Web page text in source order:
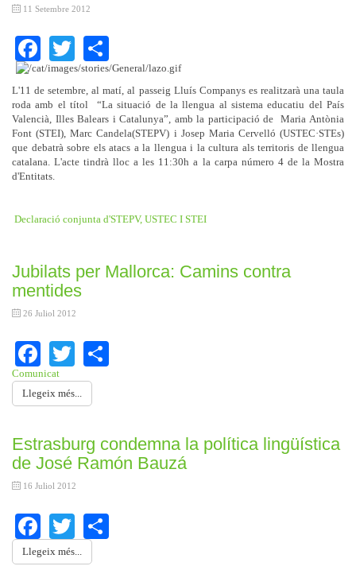
11 Setembre 2012
Facebook
Twitter
L'11 de setembre, al matí, al passeig Lluís Companys es realitzarà una taula
roda amb el títol “La situació de la llengua al sistema educatiu del País
Valencià, Illes Balears i Catalunya”, amb la participació de Maria Antònia
Font (STEI), Marc Candela(STEPV) i Josep Maria Cervelló (USTEC·STEs)
que debatrà sobre els atacs a la llengua i la cultura als territoris de llengua
catalana. L'acte tindrà lloc a les 11:30h a la carpa número 4 de la Mostra
d'Entitats.
Declaració conjunta d'STEPV, USTEC I STEI
Jubilats per Mallorca: Camins contra
mentides
26 Juliol 2012
Facebook
Twitter
Comunicat
Llegeix més...
Estrasburg condemna la política lingüística
de José Ramón Bauzá
16 Juliol 2012
Facebook
Twitter
Llegeix més...